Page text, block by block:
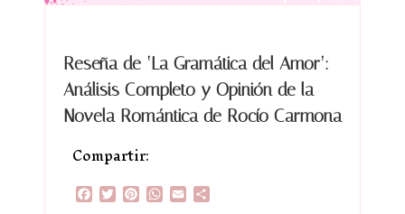
Reseña de ‘La Gramática del Amor’:
Análisis Completo y Opinión de la
Novela Romántica de Rocío Carmona
Compartir:
Facebook
Twitter
Pinterest
WhatsApp
Email